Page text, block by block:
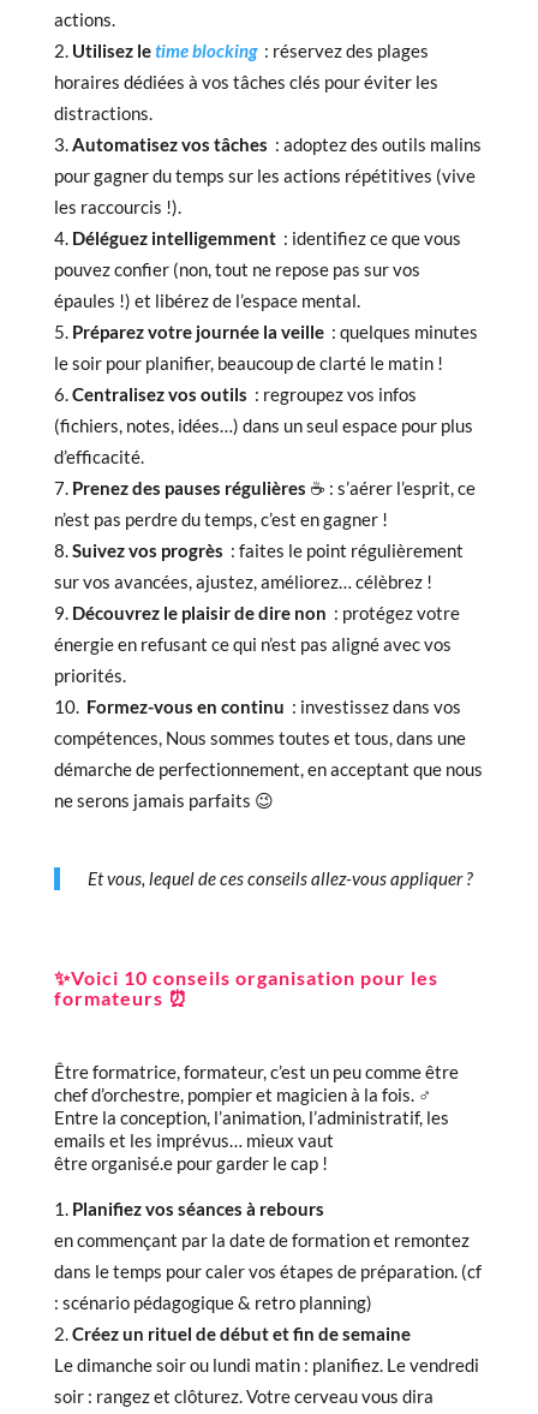
actions.
Utilisez letime blocking️ : réservez des plages
horaires dédiées à vos tâches clés pour éviter les
distractions.
Automatisez vos tâches : adoptez des outils malins
pour gagner du temps sur les actions répétitives (vive
les raccourcis !).
Déléguez intelligemment: identifiez ce que vous
pouvez confier (non, tout ne repose pas sur vos
épaules !) et libérez de l’espace mental.
Préparez votre journée la veille: quelques minutes
le soir pour planifier, beaucoup de clarté le matin !
Centralisez vos outils : regroupez vos infos
(fichiers, notes, idées…) dans un seul espace pour plus
d’efficacité.
Prenez des pauses régulières ☕ : s’aérer l’esprit, ce
n’est pas perdre du temps, c’est en gagner !
Suivez vos progrès : faites le point régulièrement
sur vos avancées, ajustez, améliorez… célèbrez !
Découvrez le plaisir de dire non : protégez votre
énergie en refusant ce qui n’est pas aligné avec vos
priorités.
Formez-vous en continu : investissez dans vos
compétences, Nous sommes toutes et tous, dans une
démarche de perfectionnement, en acceptant que nous
ne serons jamais parfaits 😉
Et vous, lequel de ces conseils allez-vous appliquer ?
✨Voici 10 conseils organisation pour les
formateurs ⏰
Être formatrice, formateur, c’est un peu comme être
chef d’orchestre, pompier et magicien à la fois. ‍♂️
Entre la conception, l’animation, l’administratif, les
emails et les imprévus… mieux vaut
être organisé.e pour garder le cap !
Planifiez vos séances à rebours
en commençant par la date de formation et remontez
dans le temps pour caler vos étapes de préparation. (cf
: scénario pédagogique & retro planning)
Créez un rituel de début et fin de semaine
Le dimanche soir ou lundi matin : planifiez. Le vendredi
soir : rangez et clôturez. Votre cerveau vous dira